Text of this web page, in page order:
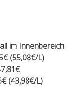
im Innenbereich
(55,08€/L)
(43,98€/L)